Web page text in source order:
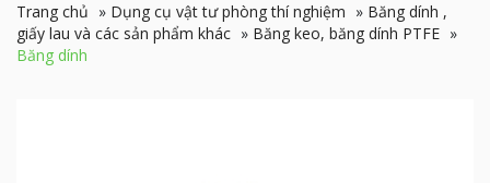
Trang chủ » Dụng cụ vật tư phòng thí nghiệm » Băng dính ,
giấy lau và các sản phẩm khác » Băng keo, băng dính PTFE »
Băng dính